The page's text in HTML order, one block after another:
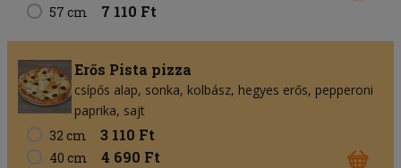
57 cm 7 110 Ft
Erős Pista pizza
csípős alap sonka kolbász hegyes erős pepperoni
paprika sajt
32 cm
3 110 Ft
40 cm 4 690 Ft